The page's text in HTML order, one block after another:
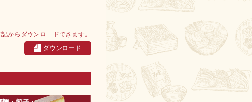
からダウンロードできます。
ダウンロード